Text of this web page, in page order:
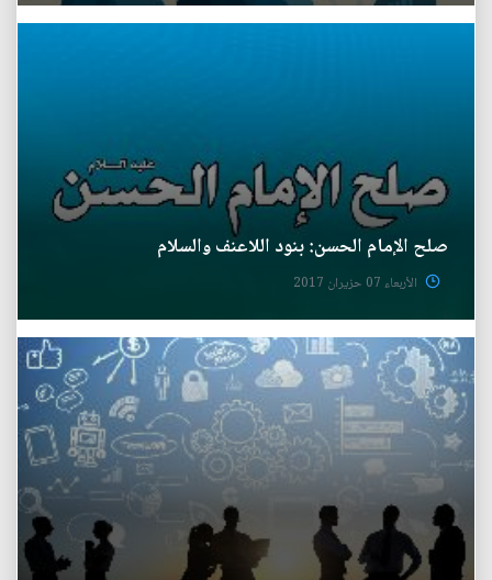
صلح الإمام الحسن: بنود اللاعنف والسلام
الأربعاء 07 حزيران 2017